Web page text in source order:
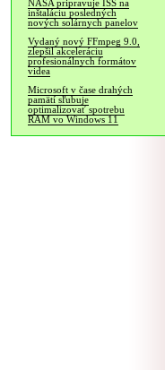
NASA pripravuje ISS na
inštaláciu posledných
nových solárnych panelov
Vydaný nový FFmpeg 9.0,
zlepšil akceleráciu
profesionálnych formátov
videa
Microsoft v čase drahých
pamätí sľubuje
optimalizovať spotrebu
RAM vo Windows 11